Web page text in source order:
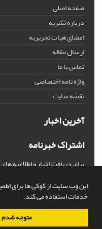
این وب سایت از کوکی ها برای
خدمات استفاده می کند.
متوجه شدم
صفحه اصلی
درباره نشریه
اعضای هیات تحریریه
ارسال مقاله
تماس با ما
واژه نامه اختصاصی
نقشه سایت
آخرین اخبار
اشتراک خبرنامه
برای دریافت اخبار و اطلاعیه